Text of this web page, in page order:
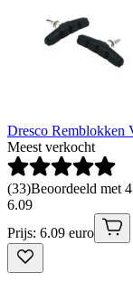
Dresco Remblokken
Meest verkocht
(33)Beoordeeld met
6.09
Prijs: 6.09 euro